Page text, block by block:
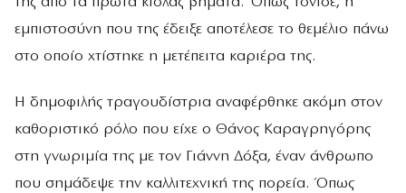
εμπιστοσύνη που της έδειξε αποτέλεσε το θεμέλιο πάνω
στο οποίο χτίστηκε η μετέπειτα καριέρα της.
Η δημοφιλής τραγουδίστρια αναφέρθηκε ακόμη στον
καθοριστικό ρόλο που είχε ο Θάνος Καραγρηγόρης
στη γνωριμία της με τον Γιάννη Δόξα, έναν άνθρωπο
που σημάδεψε την καλλιτεχνική της πορεία. Όπως